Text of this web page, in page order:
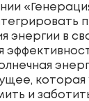
энергии в
которая
и